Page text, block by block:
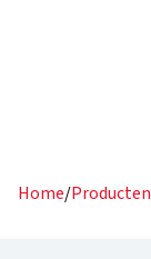
Home/Producten